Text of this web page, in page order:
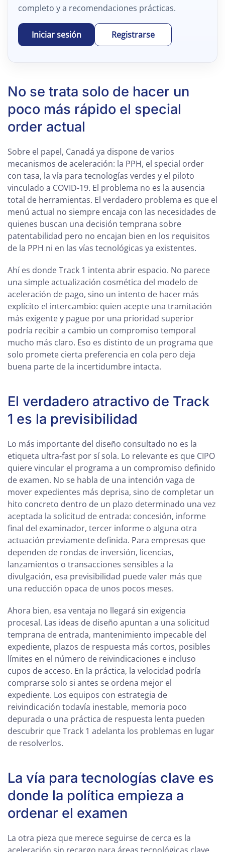
completo y a recomendaciones prácticas.
Iniciar sesión Registrarse
No se trata solo de hacer un
poco más rápido el special
order actual
Sobre el papel, Canadá ya dispone de varios
mecanismos de aceleración: la PPH, el special order
con tasa, la vía para tecnologías verdes y el piloto
vinculado a COVID-19. El problema no es la ausencia
total de herramientas. El verdadero problema es que el
menú actual no siempre encaja con las necesidades de
quienes buscan una decisión temprana sobre
patentabilidad pero no encajan bien en los requisitos
de la PPH ni en las vías tecnológicas ya existentes.
Ahí es donde Track 1 intenta abrir espacio. No parece
una simple actualización cosmética del modelo de
aceleración de pago, sino un intento de hacer más
explícito el intercambio: quien acepte una tramitación
más exigente y pague por una prioridad superior
podría recibir a cambio un compromiso temporal
mucho más claro. Eso es distinto de un programa que
solo promete cierta preferencia en cola pero deja
buena parte de la incertidumbre intacta.
El verdadero atractivo de Track
1 es la previsibilidad
Lo más importante del diseño consultado no es la
etiqueta ultra-fast por sí sola. Lo relevante es que CIPO
quiere vincular el programa a un compromiso definido
de examen. No se habla de una intención vaga de
mover expedientes más deprisa, sino de completar un
hito concreto dentro de un plazo determinado una vez
aceptada la solicitud de entrada: concesión, informe
final del examinador, tercer informe o alguna otra
actuación previamente definida. Para empresas que
dependen de rondas de inversión, licencias,
lanzamientos o transacciones sensibles a la
divulgación, esa previsibilidad puede valer más que
una reducción opaca de unos pocos meses.
Ahora bien, esa ventaja no llegará sin exigencia
procesal. Las ideas de diseño apuntan a una solicitud
temprana de entrada, mantenimiento impecable del
expediente, plazos de respuesta más cortos, posibles
límites en el número de reivindicaciones e incluso
cupos de acceso. En la práctica, la velocidad podría
comprarse solo si antes se ordena mejor el
expediente. Los equipos con estrategia de
reivindicación todavía inestable, memoria poco
depurada o una práctica de respuesta lenta pueden
descubrir que Track 1 adelanta los problemas en lugar
de resolverlos.
La vía para tecnologías clave es
donde la política empieza a
ordenar el examen
La otra pieza que merece seguirse de cerca es la